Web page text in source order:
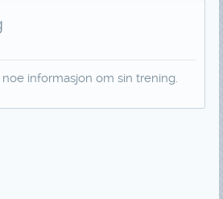
informasjon om sin trening.